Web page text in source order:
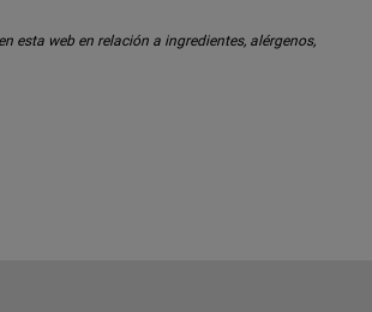
esta web en relación a ingredientes, alérgenos,